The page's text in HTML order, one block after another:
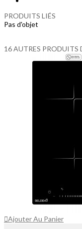
PRODUITS LIÉS
Pas d'objet
16 AUTRES PRODUITS
Ajouter Au Panier